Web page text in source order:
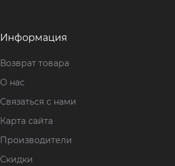
Информация
Возврат товара
О нас
Связаться с нами
Карта сайта
Производители
Скидки